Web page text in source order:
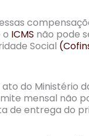
o ICMS não pode
Social
do Ministério
mensal não
de entrega do